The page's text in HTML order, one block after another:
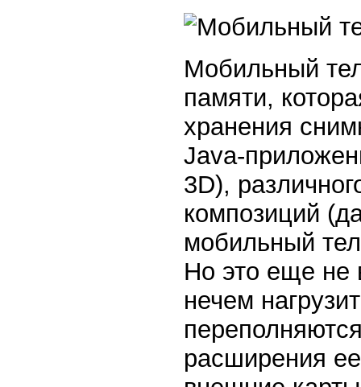
Мобильный
памяти,
хранения
Java-
3D),
композиций
мобильный
Но это еще не
нечем
расширения